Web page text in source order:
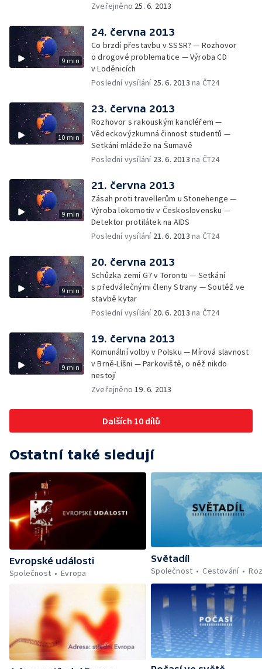
Zveřejněno 25. 6. 2013
9 min
24. června 2013
Co brzdí přestavbu v SSSR? — Rozhovor
o drogové problematice — Výroba CD
v Loděnicích
Poslední vysílání 25. 6. 2013 na ČT24
10 min
23. června 2013
Rozhovor s rakouským kancléřem —
Vědeckovýzkumná činnost studentů —
Setkání mládeže na Šumavě
Poslední vysílání 23. 6. 2013 na ČT24
9 min
21. června 2013
Zásah proti travellerům u Stonehenge —
Výroba lokomotiv v Československu —
Detektor protilátek na AIDS
Poslední vysílání 21. 6. 2013 na ČT24
9 min
20. června 2013
Schůzka zemí G7 v Torontu — Setkání
s předválečnými členy Strany — Soutěž ve
stavbě kytar
Poslední vysílání 20. 6. 2013 na ČT24
9 min
19. června 2013
Komunální volby v Polsku — Mírová slavnost
v Brně-Líšni — Parkoviště, o něž nikdo
nestojí
Zveřejněno19. 6. 2013
Dalších 10 dílů
Ostatní také sledují
Evropské události
Společnost
Evropa
Světadíl
Společnost
Cestování